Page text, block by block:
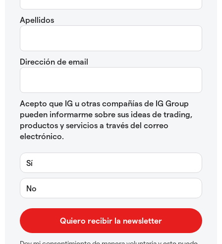
Apellidos
Dirección de email
Acepto que IG u otras compañías de IG Group
pueden informarme sobre sus ideas de trading,
productos y servicios a través del correo
electrónico.
Sí
No